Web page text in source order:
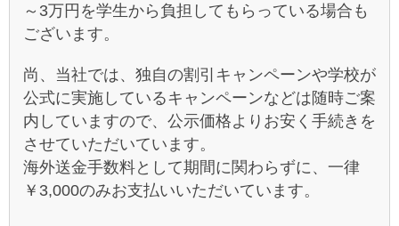
～3万円を学生から負担してもらっている場合も
ございます。
尚、当社では、独自の割引キャンペーンや学校が
公式に実施しているキャンペーンなどは随時ご案
内していますので、公示価格よりお安く手続きを
させていただいています。
海外送金手数料として期間に関わらずに、一律
￥3,000のみお支払いいただいています。